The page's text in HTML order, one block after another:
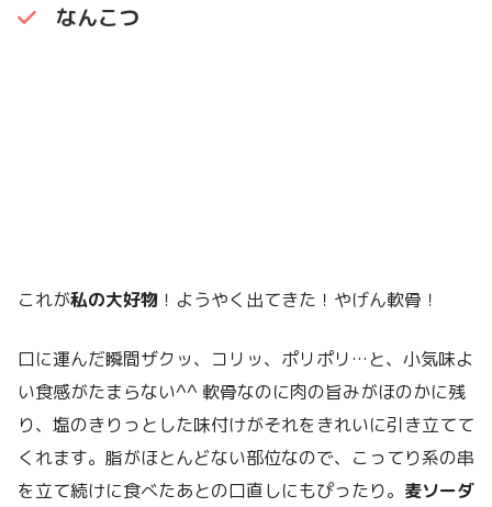
なんこつ
これが私の大好物 ！ようやく出てきた！やげん軟骨！
口に運んだ瞬間ザクッ、コリッ、ポリポリ…と、小気味よ
い食感がたまらない^^ 軟骨なのに肉の旨みがほのかに残
り、塩のきりっとした味付けがそれをきれいに引き立てて
くれます。脂がほとんどない部位なので、こってり系の串
を立て続けに食べたあとの口直しにもぴったり。 麦ソーダ